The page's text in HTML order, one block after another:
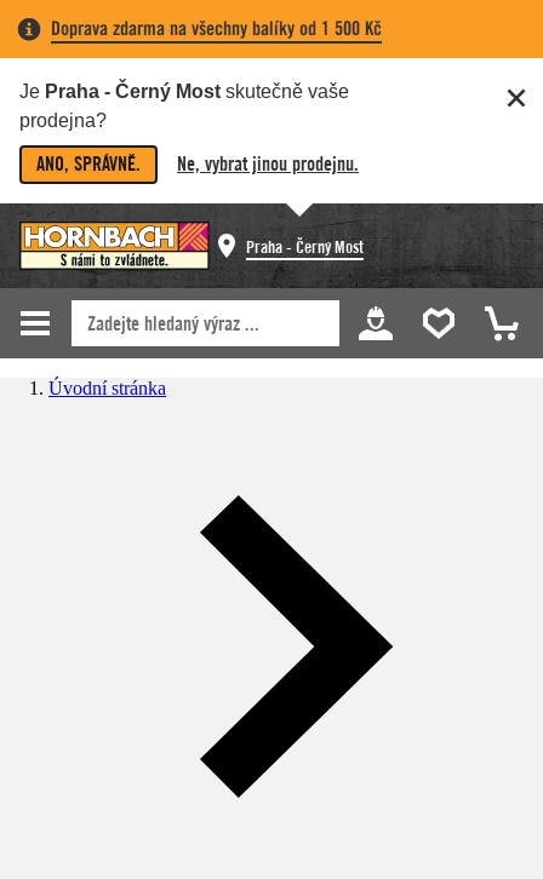
Doprava zdarma na všechny balíky od 1 500 Kč
Je Praha - Černý Most skutečně vaše
prodejna?
ANO, SPRÁVNĚ. Ne, vybrat jinou prodejnu.
Praha - Černý Most
Úvodní stránka